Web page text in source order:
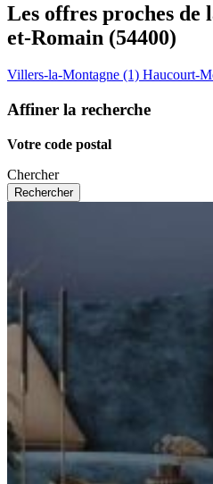
Les offres proches de
et-Romain (54400)
Villers-la-Montagne (1) Haucourt-
Affiner la recherche
Votre code postal
Chercher